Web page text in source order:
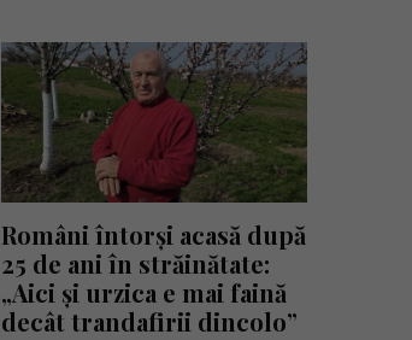
Români întorși acasă după
25 de ani în străinătate:
„Aici și urzica e mai faină
decât trandafirii dincolo”